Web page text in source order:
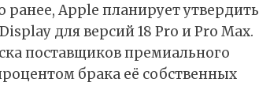
ранее, Apple планирует утвердить
для версий 18 Pro и Pro Max.
поставщиков премиального
брака её собственных